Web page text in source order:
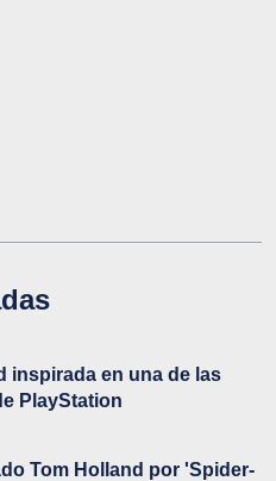
inspirada en una de las
PlayStation
Tom Holland por 'Spider-